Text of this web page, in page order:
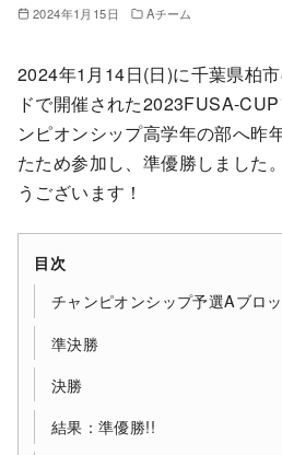
2024年1月15日 Aチーム
2024年1月14日(日)に千葉県柏
ドで開催された2023FUSA-
ンピオンシップ高学年の部へ昨
たため参加し、準優勝しました
うございます！
目次
チャンピオンシップ予選Aブロ
準決勝
決勝
結果：準優勝!!